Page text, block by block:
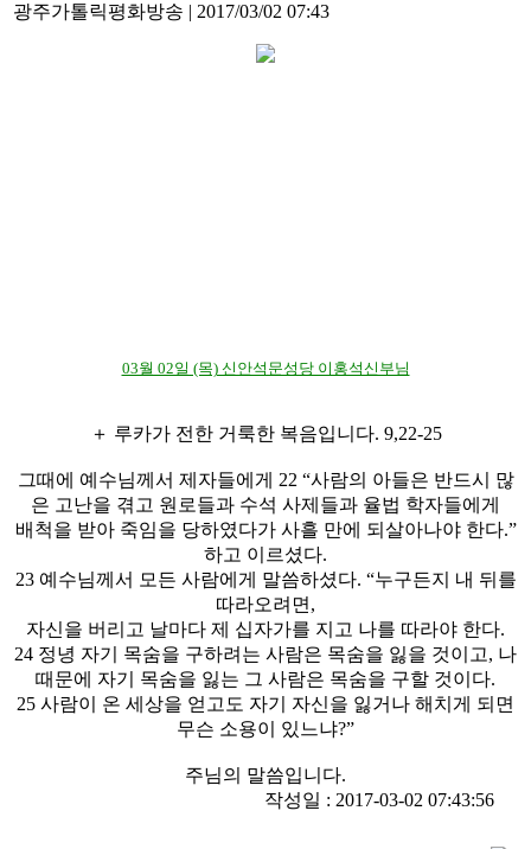
광주가톨릭평화방송 | 2017/03/02 07:43
03월 02일 (목) 신안석문성당 이홍석신부님
＋ 루카가 전한 거룩한 복음입니다. 9,22-25
그때에 예수님께서 제자들에게 22 “사람의 아들은 반드시 많
은 고난을 겪고 원로들과 수석 사제들과 율법 학자들에게
배척을 받아 죽임을 당하였다가 사흘 만에 되살아나야 한다.”
하고 이르셨다.
23 예수님께서 모든 사람에게 말씀하셨다. “누구든지 내 뒤를
따라오려면,
자신을 버리고 날마다 제 십자가를 지고 나를 따라야 한다.
24 정녕 자기 목숨을 구하려는 사람은 목숨을 잃을 것이고, 나
때문에 자기 목숨을 잃는 그 사람은 목숨을 구할 것이다.
25 사람이 온 세상을 얻고도 자기 자신을 잃거나 해치게 되면
무슨 소용이 있느냐?”
주님의 말씀입니다.
작성일 : 2017-03-02 07:43:56